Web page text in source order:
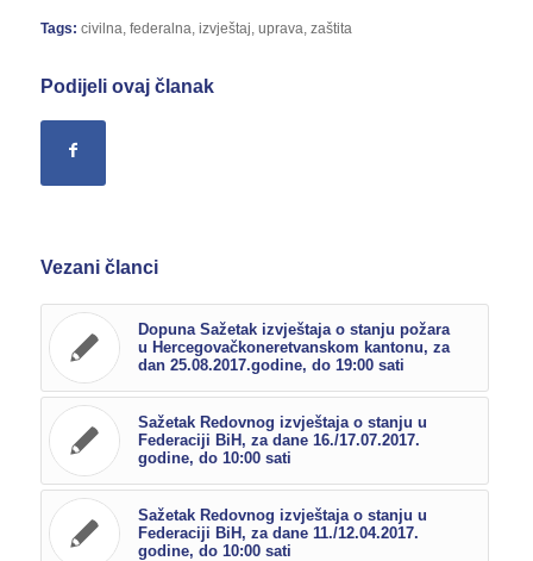
Tags: civilna federalna izvještaj uprava zaštita
Podijeli ovaj članak
Vezani članci
Dopuna Sažetak izvještaja o stanju požara
u Hercegovačkoneretvanskom kantonu, za
dan 25.08.2017.godine, do 19:00 sati
Sažetak Redovnog izvještaja o stanju u
Federaciji BiH, za dane 16./17.07.2017.
godine, do 10:00 sati
Sažetak Redovnog izvještaja o stanju u
Federaciji BiH, za dane 11./12.04.2017.
godine, do 10:00 sati